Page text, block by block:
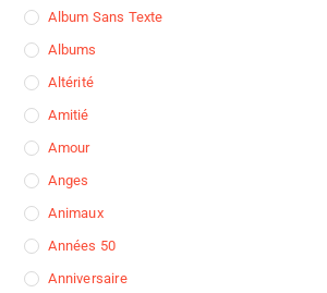
Album Sans Texte
Albums
Altérité
Amitié
Amour
Anges
Animaux
Années 50
Anniversaire